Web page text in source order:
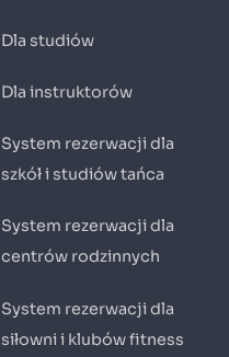
Dla studiów
Dla instruktorów
System rezerwacji dla
szkół i studiów tańca
System rezerwacji dla
centrów rodzinnych
System rezerwacji dla
siłowni i klubów fitness